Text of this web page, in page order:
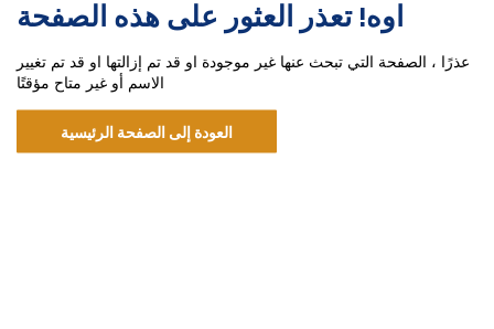
اوه! تعذر العثور على هذه الصفحة
عذرًا ، الصفحة التي تبحث عنها غير موجودة او قد تم إزالتها او قد تم تغيير
الاسم أو غير متاح مؤقتًا
العودة إلى الصفحة الرئيسية